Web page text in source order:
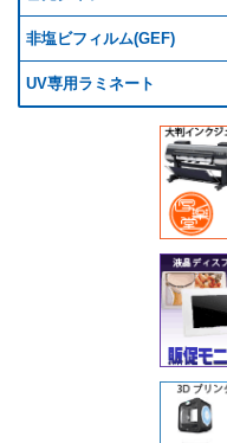
非塩ビフィルム(GEF)
UV専用ラミネート